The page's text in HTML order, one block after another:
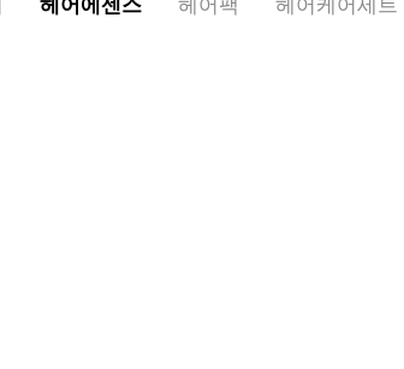
헤어에센스 헤어팩 헤어케어세트